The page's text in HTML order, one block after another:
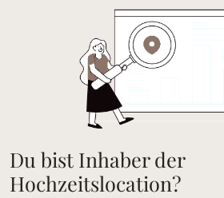
Du bist Inhaber der
Hochzeitslocation?